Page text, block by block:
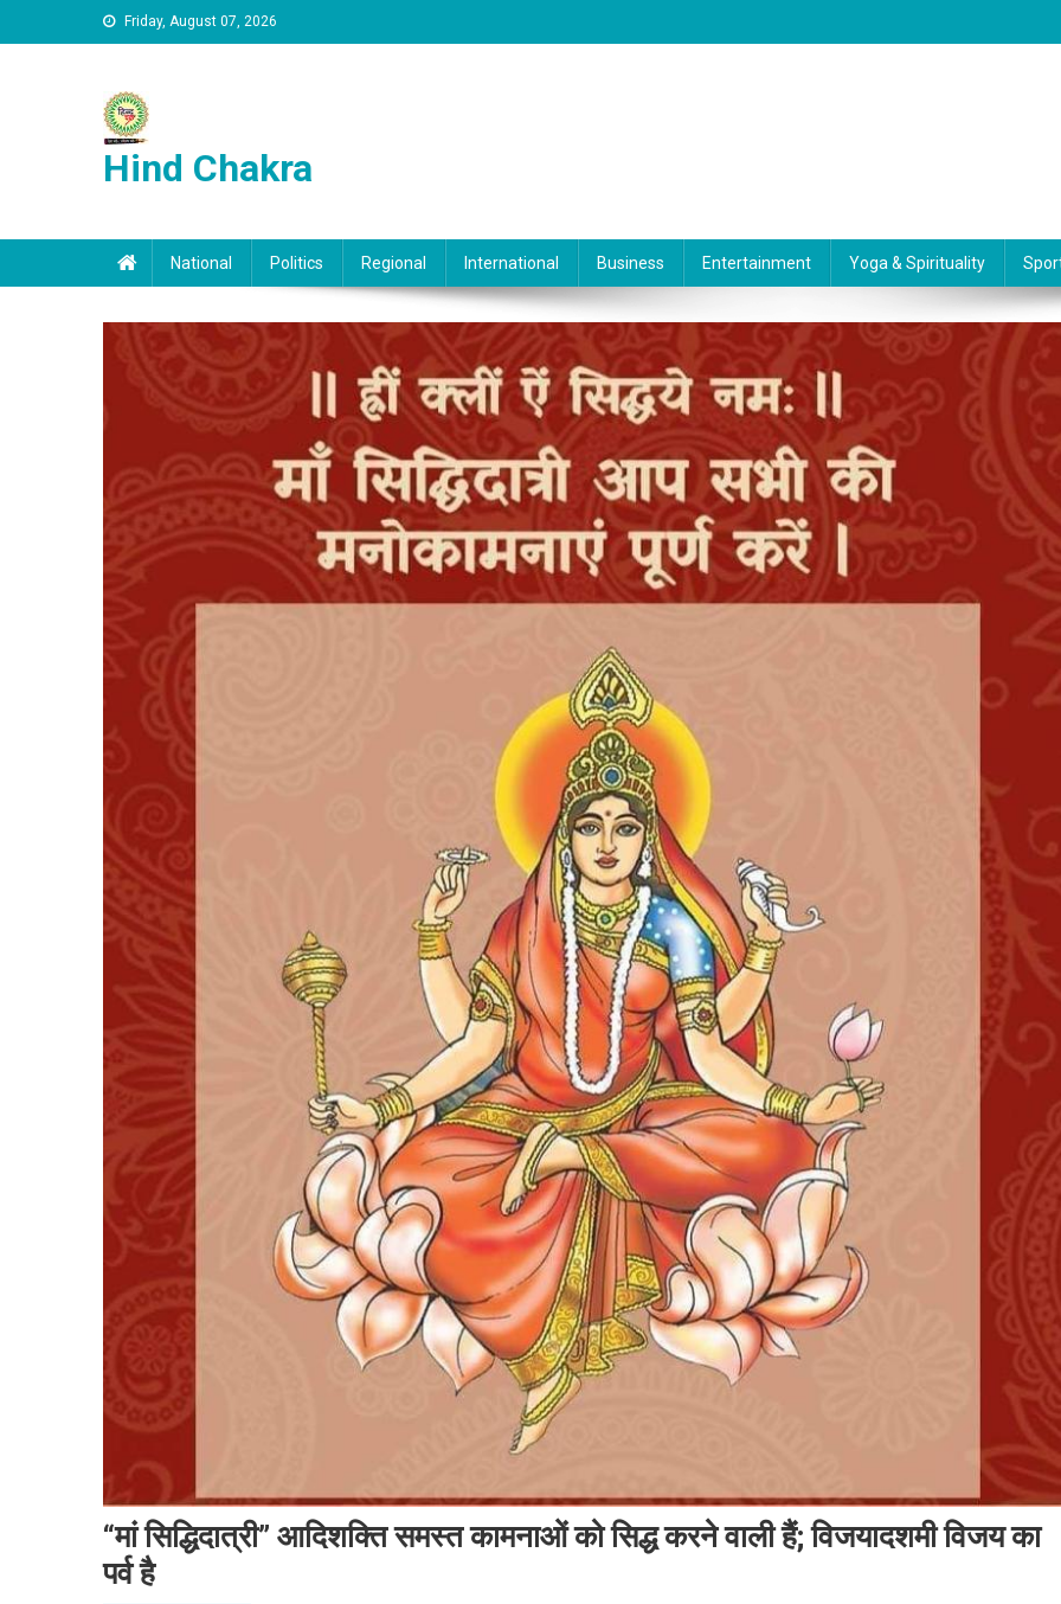
Skip to content Friday, August 07, 2026
Hind Chakra
National Politics Regional International Business Entertainment Yoga & Spirituality
“मां सिद्धिदात्री” आदिशक्ति समस्त कामनाओं को सिद्ध करने वाली हैं; विजयादशमी विजय का
पर्व है